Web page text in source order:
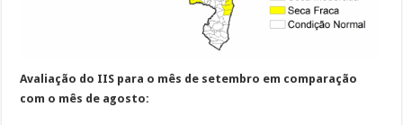
Avaliação do IIS para o mês de setembro em comparação
com o mês de agosto: